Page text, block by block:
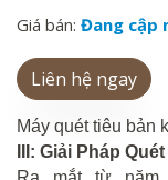
Giá bán: Đang cập
Liên hệ ngay
Máy quét tiêu bản
III: Giải Pháp